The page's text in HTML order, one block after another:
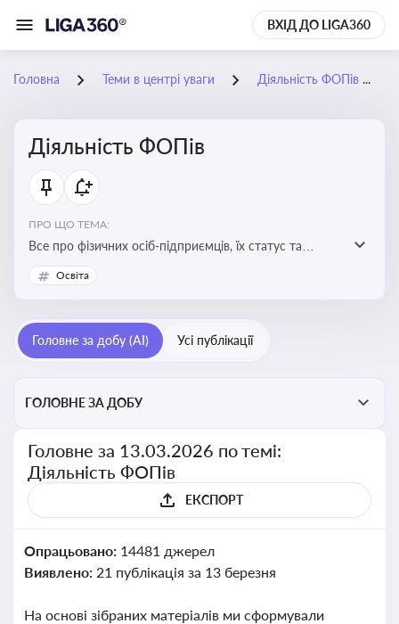
ВХІД ДО LIGA360
Головна Теми в центрі уваги Діяльність ФОПів
Діяльність ФОПів
ПРО ЩО ТЕМА:
Все про фізичних осіб-підприємців, їх статус та
діяльність. Зміни в законодавстві, що стосуються
роботи ФОПів
Освіта
Головне за добу (AI) Усі публікації
ГОЛОВНЕ ЗА ДОБУ
Головне за 13.03.2026 по темі:
Діяльність ФОПів
ЕКСПОРТ
Опрацьовано: 14481 джерел
Виявлено: 21 публікація за 13 березня
На основі зібраних матеріалів ми сформували